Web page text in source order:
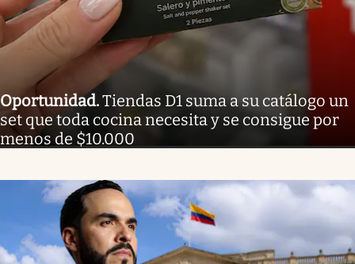
Oportunidad.Tiendas D1 suma a su catálogo un
set que toda cocina necesita y se consigue por
menos de $10.000